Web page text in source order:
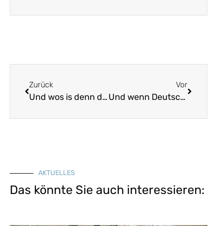
Zurück
Und wos is denn do drinn
Vor
Und wenn Deutschland Alandani wär
AKTUELLES
Das könnte Sie auch interessieren: